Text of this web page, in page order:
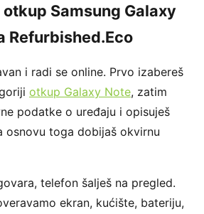
Samsung Galaxy
Refurbished.Eco
i radi se online. Prvo izabereš
otkup Galaxy Note, zatim
podatke o uređaju i opisuješ
osnovu toga dobijaš okvirnu
telefon šalješ na pregled.
ekran, kućište, bateriju,